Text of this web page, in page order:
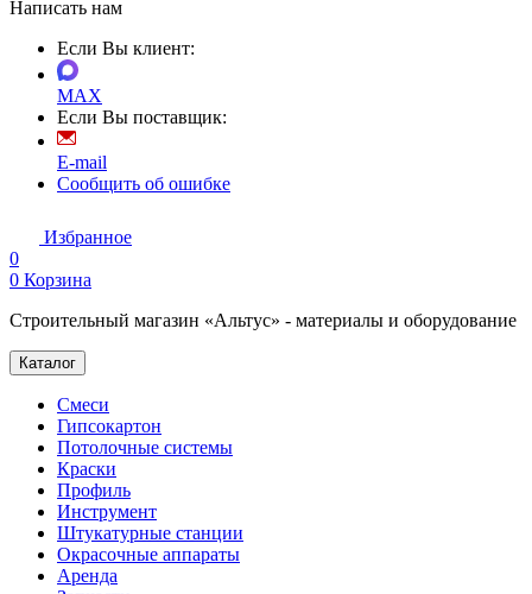
Написать нам
Если Вы клиент:
MAX
Если Вы поставщик:
E-mail
Сообщить об ошибке
Избранное
0
0 Корзина
Строительный магазин «Альтус» - материалы и оборудование
Каталог
Смеси
Гипсокартон
Потолочные системы
Краски
Профиль
Инструмент
Штукатурные станции
Окрасочные аппараты
Аренда